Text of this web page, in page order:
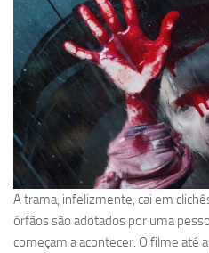
A trama, infelizmente, cai em
órfãos são adotados por uma
começam a acontecer. O filme